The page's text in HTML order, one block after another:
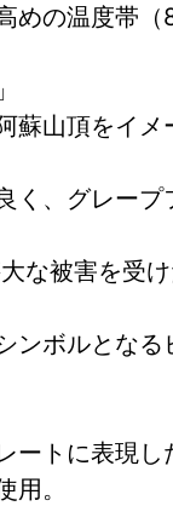
めの温度帯
蘇山頂をイ
く、グレー
な被害を受
ンボルとな
ートに表現
用。